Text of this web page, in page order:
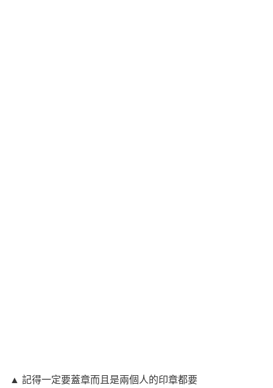
▲ 記得一定要蓋章而且是兩個人的印章都要